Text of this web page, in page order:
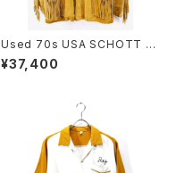
Used 70s USA SCHOTT C
amel Brown Suede Leathe
r Fringe Jacket Size 40 古
¥37,400